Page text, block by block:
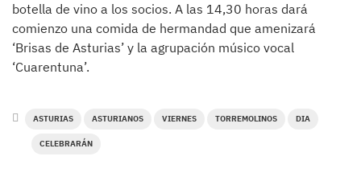
botella de vino a los socios. A las 14,30 horas dará
comienzo una comida de hermandad que amenizará
‘Brisas de Asturias’ y la agrupación músico vocal
‘Cuarentuna’.
ASTURIAS ASTURIANOS VIERNES TORREMOLINOS DIA
CELEBRARÁN